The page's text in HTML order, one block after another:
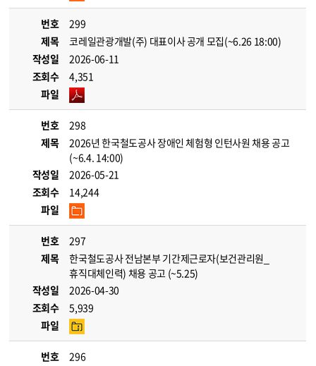
번호
299
제목
코레일관광개발(주) 대표이사 공개 모집(~6.26 18:00)
작성일
2026-06-11
조회수
4,351
파일
번호
298
제목
2026년 한국철도공사 장애인 체험형 인턴사원 채용 공고
(~6.4. 14:00)
작성일
2026-05-21
조회수
14,244
파일
번호
297
제목
한국철도공사 전남본부 기간제근로자(보건관리원_
휴직대체인력) 채용 공고 (~5.25)
작성일
2026-04-30
조회수
5,939
파일
번호
296